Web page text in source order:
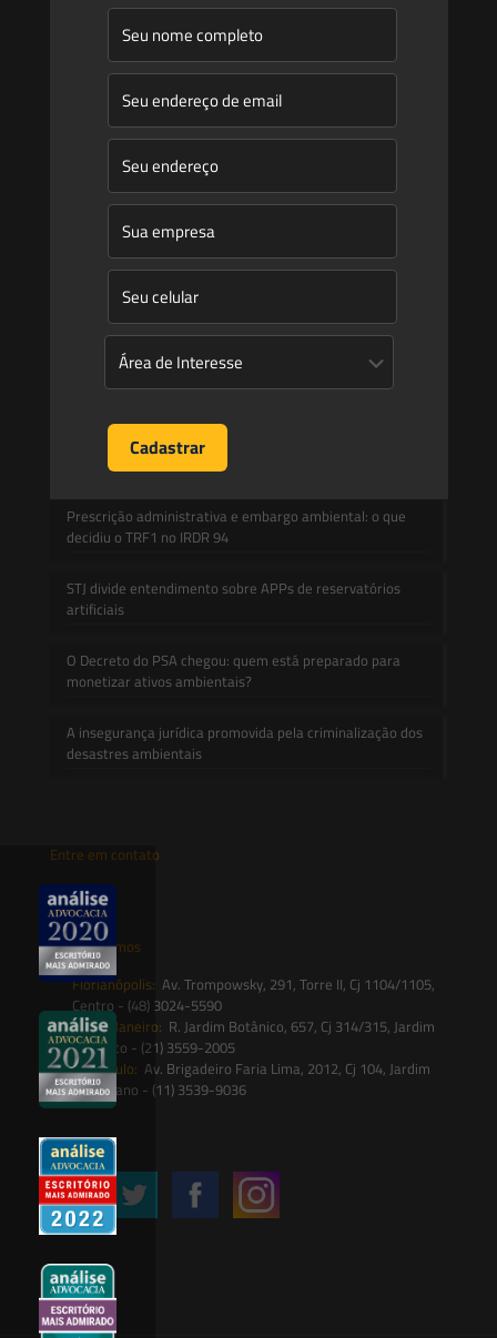
Publicações
Artigos
Novidades Legislativas
Informativos
Contato
Mudanças climáticas, risco operacional e a relevância do
Plano Clima 2026 para as hidrelétricas
A inclusão de imóvel em inventário de patrimônio cultural
não basta para impor restrições ao direito de
propriedade:
Prescrição administrativa e embargo ambiental: o que
decidiu o TRF1 no IRDR 94
STJ divide entendimento sobre APPs de reservatórios
artificiais
O Decreto do PSA chegou: quem está preparado para
monetizar ativos ambientais?
A insegurança jurídica promovida pela criminalização dos
desastres ambientais
Entre em contato
contato@saesadvogados.com.br
Onde estamos
Florianópolis: Av. Trompowsky, 291, Torre II, Cj 1104/1105,
Centro - (48) 3024-5590
Rio de Janeiro: R. Jardim Botânico, 657, Cj 314/315, Jardim
Botânico - (21) 3559-2005
São Paulo: Av. Brigadeiro Faria Lima, 2012, Cj 104, Jardim
Paulistano - (11) 3539-9036
Siga-nos